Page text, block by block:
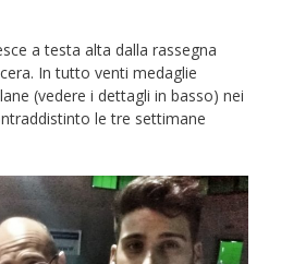
a testa alta dalla rassegna
In tutto venti medaglie
(vedere i dettagli in basso) nei
le tre settimane